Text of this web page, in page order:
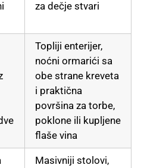
za dečje stvari
Topliji enterijer,
noćni ormarići sa
obe strane kreveta
i praktična
površina za torbe,
poklone ili kupljene
flaše vina
Masivniji stolovi,